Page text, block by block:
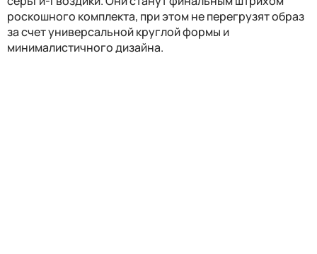
роскошного комплекта, при этом не перегрузят образ
за счет универсальной круглой формы и
минималистичного дизайна.